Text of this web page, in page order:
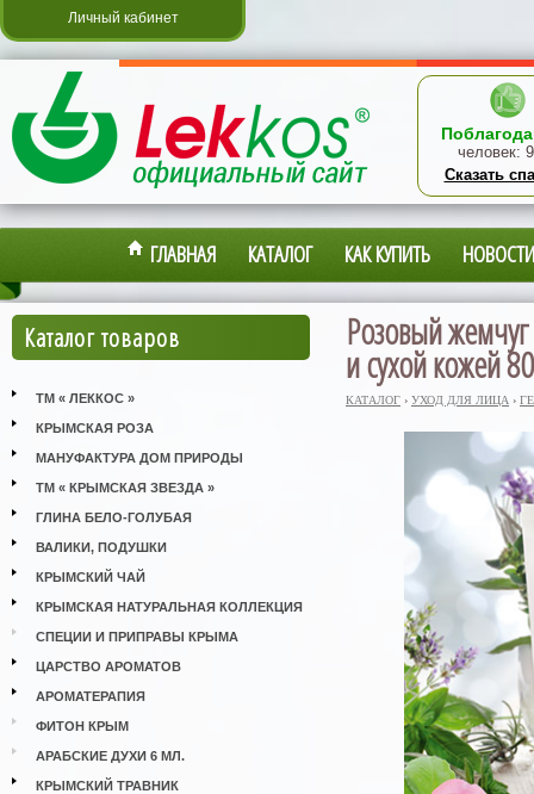
Личный кабинет
человек:
Сказать
ГЛАВНАЯ КАТАЛОГ КАК КУПИТЬ НОВОСТИ
Каталог товаров
ТМ « ЛЕККОС »
КРЫМСКАЯ РОЗА
МАНУФАКТУРА ДОМ ПРИРОДЫ
ТМ « КРЫМСКАЯ ЗВЕЗДА »
ГЛИНА БЕЛО-ГОЛУБАЯ
ВАЛИКИ, ПОДУШКИ
КРЫМСКИЙ ЧАЙ
КРЫМСКАЯ НАТУРАЛЬНАЯ КОЛЛЕКЦИЯ
СПЕЦИИ И ПРИПРАВЫ КРЫМА
ЦАРСТВО АРОМАТОВ
АРОМАТЕРАПИЯ
ФИТОН КРЫМ
АРАБСКИЕ ДУХИ 6 МЛ.
КРЫМСКИЙ ТРАВНИК
Розовый
и сухой кожей
КАТАЛОГ › УХОД ДЛЯ ЛИЦА ›